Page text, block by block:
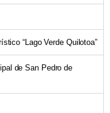
“Lago Verde Quilotoa”
de San Pedro de